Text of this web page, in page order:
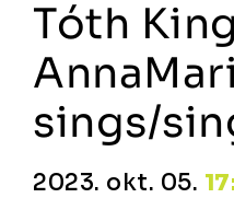
Tóth
sings/
2023. okt. 05.